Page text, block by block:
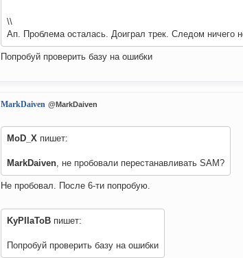
\\
Ап. Проблема осталась. Доиграл трек. Следом ничего
Попробуй проверить базу на ошибки
MarkDaiven @MarkDaiven
MoD_X пишет:
MarkDaiven, не пробовали перестанавливать SAM?
Не пробовал. После 6-ти попробую.
KyPIIaToB пишет:
Попробуй проверить базу на ошибки